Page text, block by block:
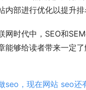
内部进行优化以提升
网时代中，SEO和
能够给读者带来一定了
seo，现在网站 seo还